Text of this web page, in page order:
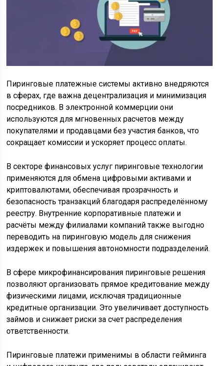
Пиринговые платежные системы активно внедряются
в сферах, где важна децентрализация и минимизация
посредников. В электронной коммерции они
используются для мгновенных расчетов между
покупателями и продавцами без участия банков, что
сокращает комиссии и ускоряет процесс оплаты.
В секторе финансовых услуг пиринговые технологии
применяются для обмена цифровыми активами и
криптовалютами, обеспечивая прозрачность и
безопасность транзакций благодаря распределённому
реестру. Внутренние корпоративные платежи и
расчёты между филиалами компаний также выгодно
переводить на пиринговую модель для снижения
издержек и повышения автономности подразделений.
В сфере микрофинансирования пиринговые решения
позволяют организовать прямое кредитование между
физическими лицами, исключая традиционные
кредитные организации. Это увеличивает доступность
займов и снижает риски за счет распределения
ответственности.
Пиринговые платежи применимы в области гейминга